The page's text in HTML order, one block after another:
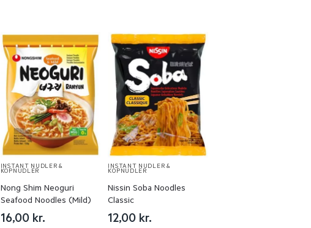
INSTANT NUDLER &
KOPNUDLER
Nong Shim Neoguri
Seafood Noodles (Mild)
16,00 kr.
INSTANT NUDLER &
KOPNUDLER
Nissin Soba Noodles
Classic
12,00 kr.